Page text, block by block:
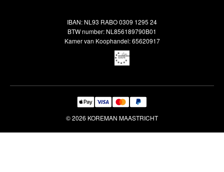
Veelgestelde vragen
IBAN: NL93 RABO 0309 1295 24
BTW number: NL856189790B01
Kamer van Koophandel: 65620917
© 2026 KOREMAN MAASTRICHT